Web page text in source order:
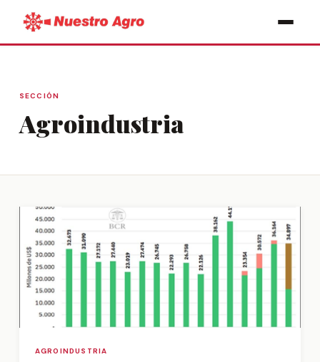
SECCIÓN
Agroindustria
AGROINDUSTRIA